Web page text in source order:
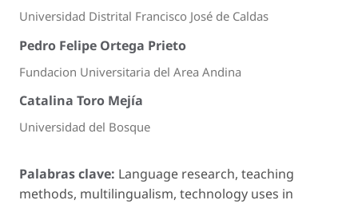
Universidad Distrital Francisco José de Caldas
Pedro Felipe Ortega Prieto
Fundacion Universitaria del Area Andina
Catalina Toro Mejía
Universidad del Bosque
Palabras clave: Language research, teaching
methods, multilingualism, technology uses in